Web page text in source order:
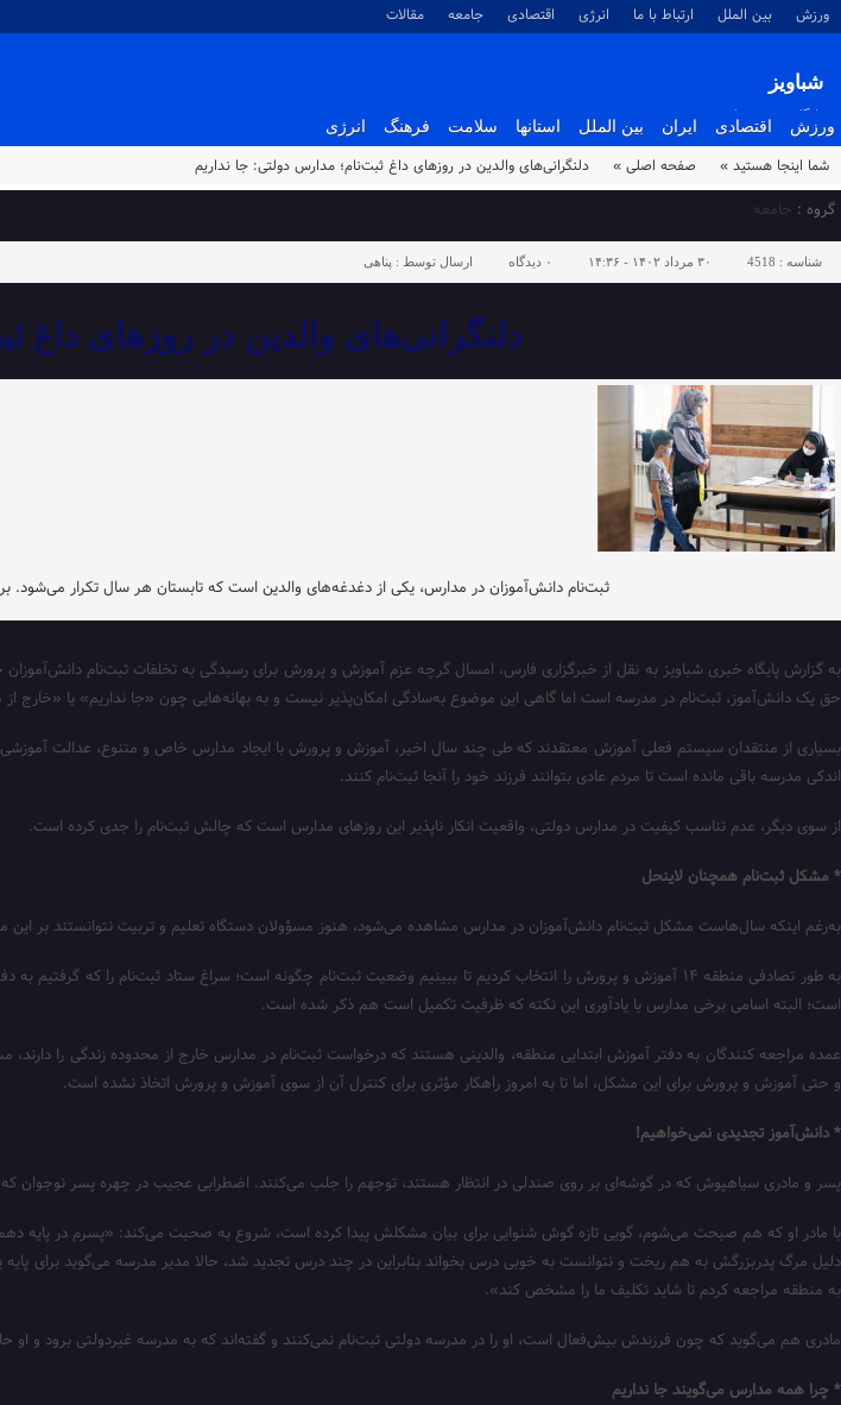
ورزش بین الملل ارتباط با ما انرژی اقتصادی جامعه مقالات
شباویز
پایگاه خبری شباویز
ورزش اقتصادی ایران بین الملل استانها سلامت فرهنگ انرژی
شما اینجا هستید » صفحه اصلی » دلنگرانی‌های والدین در روزهای داغ ثبت‌نام؛ مدارس دولتی: جا نداریم
گروه : جامعه
شناسه : 4518 ۳۰ مرداد ۱۴۰۲ - ۱۴:۳۶ ۰ دیدگاه ارسال توسط : پناهی
دلنگرانی‌های والدین در روزهای داغ
ثبت‌نام دانش‌آموزان در مدارس، یکی از دغدغه‌های والدین است که تابستان هر سال تکرار
به گزارش پایگاه خبری شباویز به نقل از خبرگزاری فارس، امسال گرچه عزم آموزش و پرورش برای رسیدگی به تخلفات ثبت‌نام
حق یک دانش‌آموز، ثبت‌نام در مدرسه است اما گاهی این موضوع به‌سادگی امکان‌پذیر نیست و به‌ بهانه‌هایی چون «جا نداریم» یا «خارج
بسیاری از منتقدان سیستم فعلی آموزش معتقدند که طی چند سال اخیر، آموزش و پرورش با ایجاد مدارس خاص و متنوع، عدالت آموزشی
اندکی مدرسه باقی مانده است تا مردم عادی بتوانند فرزند خود را آنجا ثبت‌نام کنند.
از سوی دیگر، عدم تناسب کیفیت در مدارس دولتی، واقعیت انکار ناپذیر این روزهای مدارس است که چالش ثبت‌نام را جدی کرده است.
* مشکل ثبت‌نام همچنان لاینحل
به‌رغم اینکه سال‌هاست مشکل ثبت‌نام دانش‌آموزان در مدارس مشاهده می‌شود، هنوز مسؤولان دستگاه تعلیم و تربیت نتوانستند بر
به طور تصادفی منطقه ۱۴ آموزش و پرورش را انتخاب کردیم تا ببینیم وضعیت ثبت‌نام چگونه است؛ سراغ ستاد ثبت‌نام را
است؛ البته اسامی برخی مدارس با یادآوری این نکته که ظرفیت تکمیل است هم ذکر شده است.
عمده مراجعه کنندگان به دفتر آموزش ابتدایی منطقه، والدینی هستند که درخواست ثبت‌نام در مدارس خارج از محدوده زندگی را
و حتی آموزش و پرورش برای این مشکل، اما تا به امروز راهکار مؤثری برای کنترل آن از سوی آموزش و پرورش اتخاذ نشده است.
* دانش‌آموز تجدیدی نمی‌خواهیم!
پسر و مادری سیاهپوش که در گوشه‌ای بر روی صندلی‌ در انتظار هستند، توجهم را جلب می‌کنند. اضطرابی عجیب در چهره پسر نوجوان که ۱۵ یا ۱۶ ساله به نظر می‌رسد، به چشم می‌خورد.
دلیل مرگ پدربزرگش به هم ریخت و نتوانست به خوبی درس بخواند بنابراین در چند درس تجدید شد، حالا مدیر مدرسه می‌گوید برای پایه
به منطقه مراجعه کردم تا شاید تکلیف ما را مشخص کند».
مادری هم می‌گوید که چون فرزندش بیش‌فعال است، او را در مدرسه دولتی ثبت‌نام نمی‌کنند و گفته‌اند که به مدرسه غیردولتی برود و او
* چرا همه مدارس می‌گویند جا نداریم